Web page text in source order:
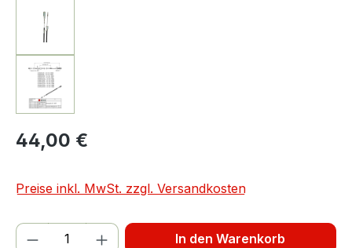
44,00 €
Preise inkl. MwSt. zzgl. Versandkosten
Produkt Anzahl: Gib den gewünschten
In den Warenkorb